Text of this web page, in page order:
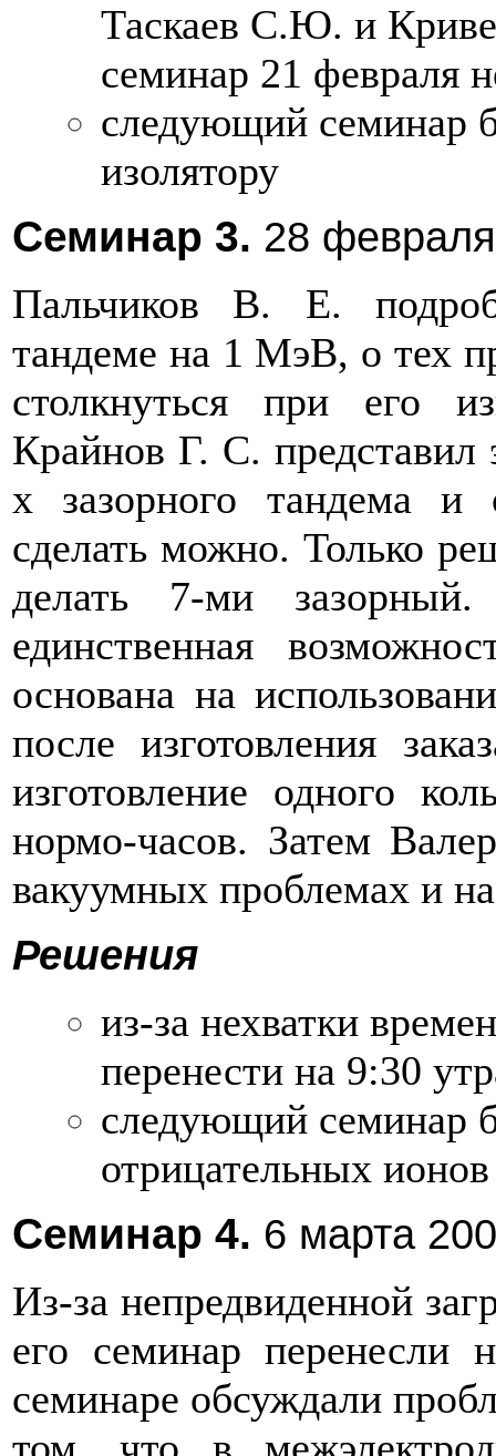
Таскаев С.Ю. и
семинар 21 февраля
следующий семинар
изолятору
Семинар 3. 28
Пальчиков В. Е.
тандеме на 1 МэВ, о тех
столкнуться при его
Крайнов Г. С. представил
х зазорного тандема и
сделать можно. Только
делать 7-ми
единственная
основана на
после изготовления
изготовление одного
нормо-часов. Затем
вакуумных проблемах и
Решения
из-за нехватки
перенести на 9:30
следующий семинар
отрицательных
Семинар 4. 6 марта
Из-за непредвиденной
его семинар
семинаре обсуждали